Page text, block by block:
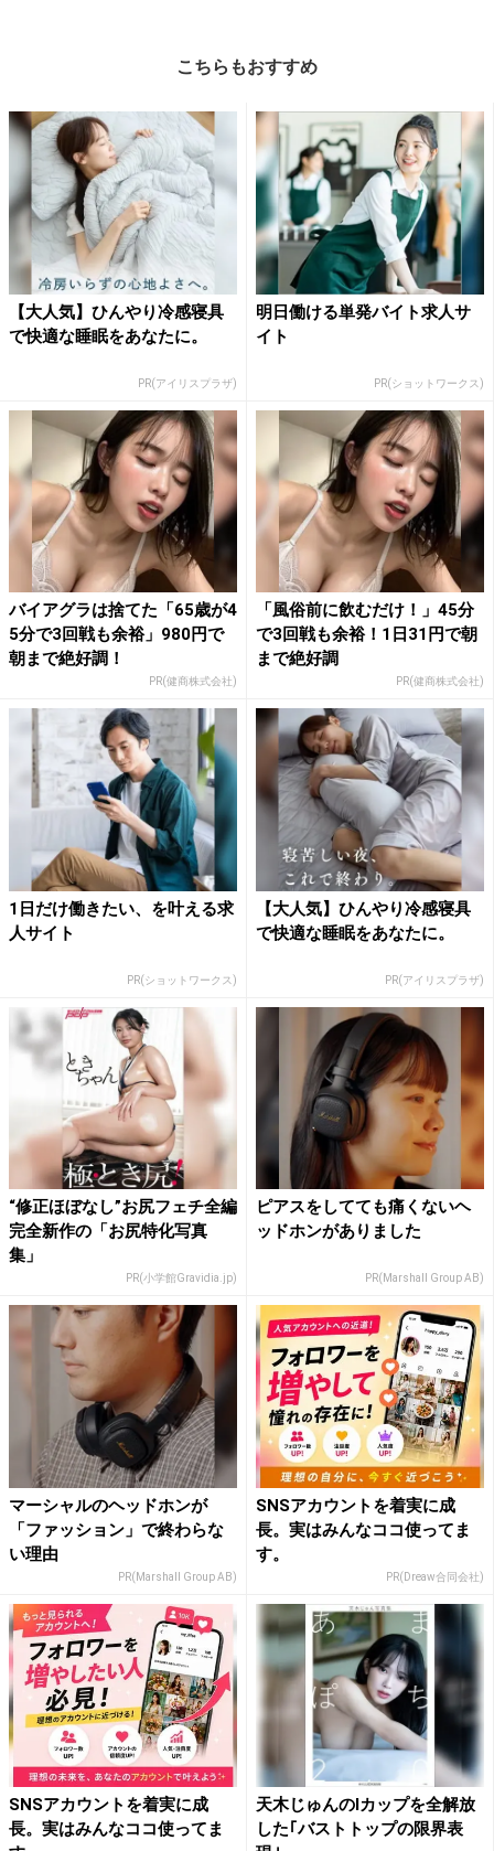
こちらもおすすめ
【大人気】ひんやり冷感寝具
で快適な睡眠をあなたに。
PR(アイリスプラザ)
明日働ける単発バイト求人サ
イト
PR(ショットワークス)
バイアグラは捨てた「65歳が4
5分で3回戦も余裕」980円で
朝まで絶好調！
PR(健商株式会社)
「風俗前に飲むだけ！」45分
で3回戦も余裕！1日31円で朝
まで絶好調
PR(健商株式会社)
1日だけ働きたい、を叶える求
人サイト
PR(ショットワークス)
【大人気】ひんやり冷感寝具
で快適な睡眠をあなたに。
PR(アイリスプラザ)
“修正ほぼなし”お尻フェチ全編
完全新作の「お尻特化写真
集」
PR(小学館Gravidia.jp)
ピアスをしてても痛くないヘ
ッドホンがありました
PR(Marshall Group AB)
マーシャルのヘッドホンが
「ファッション」で終わらな
い理由
PR(Marshall Group AB)
SNSアカウントを着実に成
長。実はみんなココ使ってま
す。
PR(Dreaw合同会社)
SNSアカウントを着実に成
長。実はみんなココ使ってま
天木じゅんのIカップを全解放
した｢バストトップの限界表